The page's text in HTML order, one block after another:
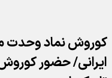
کوروش نماد وحدت
ایرانی/ حضور